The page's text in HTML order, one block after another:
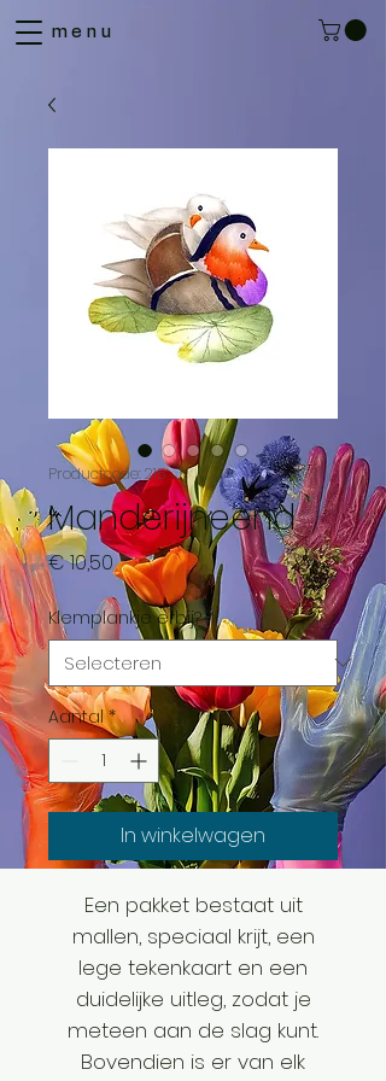
menu
Productcode: 215
Manderijneend
€ 10,50Prijs
Klemplankje erbij? *
Aantal *
In winkelwagen
Een pakket bestaat uit
mallen, speciaal krijt, een
lege tekenkaart en een
duidelijke uitleg, zodat je
meteen aan de slag kunt.
Bovendien is er van elk